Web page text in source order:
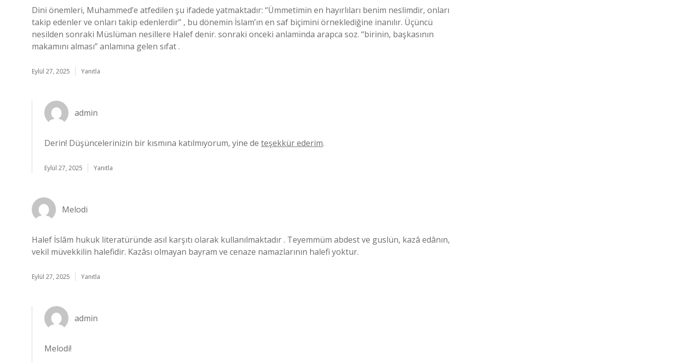
Dini önemleri, Muhammed’e atfedilen şu ifadede yatmaktadır: “Ümmetimin en hayırlıları benim neslimdir, onları
takip edenler ve onları takip edenlerdir” , bu dönemin İslam’ın en saf biçimini örneklediğine inanılır. Üçüncü
nesilden sonraki Müslüman nesillere Halef denir. sonraki onceki anlaminda arapca soz. “birinin, başkasının
makamını alması” anlamına gelen sıfat .
Eylül 27, 2025 Yanıtla
admin
Derin! Düşüncelerinizin bir kısmına katılmıyorum, yine de teşekkür ederim.
Eylül 27, 2025 Yanıtla
Melodi
Halef İslâm hukuk literatüründe asıl karşıtı olarak kullanılmaktadır . Teyemmüm abdest ve guslün, kazâ edânın,
vekil müvekkilin halefidir. Kazâsı olmayan bayram ve cenaze namazlarının halefi yoktur.
Eylül 27, 2025 Yanıtla
admin
Melodi!